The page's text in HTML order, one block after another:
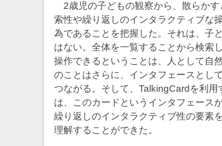
2歳児の子どもの観察から、散らかす
索性や繰り返しのインタラクティブな
為であることを把握した。それは、子
はない。全体を一覧することから検索
操作できるということは、人として自
のことはさらに、インタフェースとし
つながる。そして、TalkingCardを利
は、このカードというインタフェース
繰り返しのインタラクティブ性の要素
理解することができた。